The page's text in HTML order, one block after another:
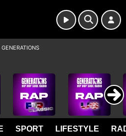
SPORT LIFESTYLE